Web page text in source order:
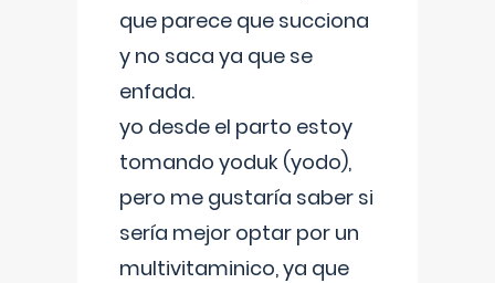
que parece que succiona
y no saca ya que se
enfada.
yo desde el parto estoy
tomando yoduk (yodo),
pero me gustaría saber si
sería mejor optar por un
multivitaminico, ya que